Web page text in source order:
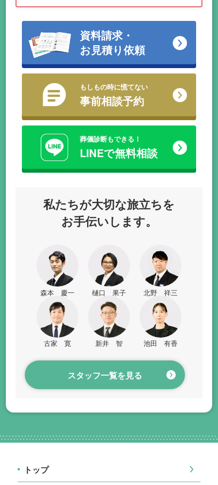
資料請求・
お見積り依頼
もしもの時に慌てない
事前相談予約
葬儀診断もできる！
LINEで無料相談
私たちが大切な旅立ちを
お手伝いします。
森本 慶一 樋口 果子 北野 祥三
古家 寛 新井 智 池田 有香
スタッフ一覧を見る
トップ